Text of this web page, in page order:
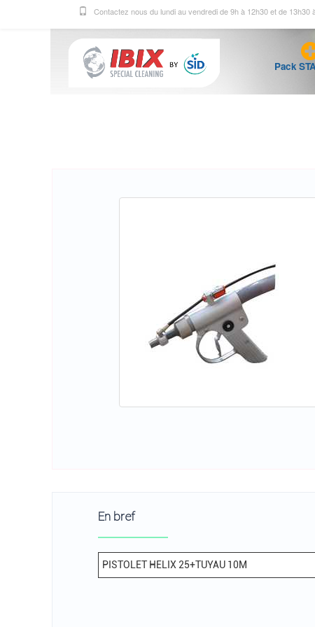
Contactez nous du lundi au vendredi de 9h à 12h30 et de 13h30
Pack
En bref
PISTOLET HELIX 25+TUYAU 10M